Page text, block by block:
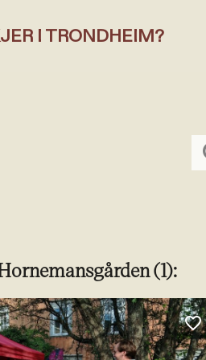
I TRONDHEIM?
(1):